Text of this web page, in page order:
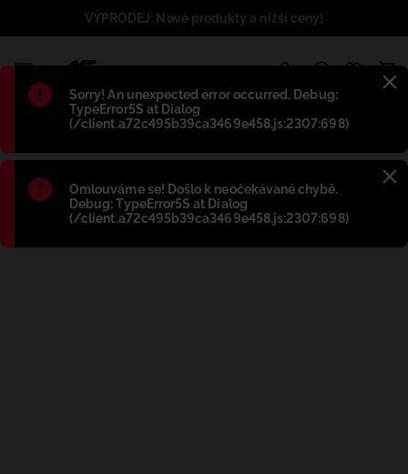
Błąd:
Sorry! An unexpected error occurred. Debug:
TypeError5S at Dialog
(/client.a72c495b39ca3469e458.js:2307:698)
Błąd:
Omlouváme se! Došlo k neočekávané chybě.
Debug: TypeError5S at Dialog
(/client.a72c495b39ca3469e458.js:2307:698)
VÝPRODEJ: Nové produkty a nižší ceny!